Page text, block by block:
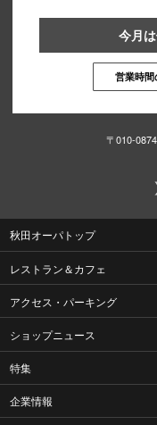
今月
営業時
〒010-
秋田オーパトップ
レストラン＆カフェ
アクセス・パーキング
ショップニュース
特集
企業情報